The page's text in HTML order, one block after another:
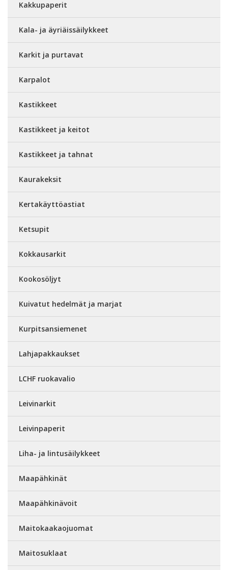
Kakkupaperit
Kala- ja äyriäissäilykkeet
Karkit ja purtavat
Karpalot
Kastikkeet
Kastikkeet ja keitot
Kastikkeet ja tahnat
Kaurakeksit
Kertakäyttöastiat
Ketsupit
Kokkausarkit
Kookosöljyt
Kuivatut hedelmät ja marjat
Kurpitsansiemenet
Lahjapakkaukset
LCHF ruokavalio
Leivinarkit
Leivinpaperit
Liha- ja lintusäilykkeet
Maapähkinät
Maapähkinävoit
Maitokaakaojuomat
Maitosuklaat